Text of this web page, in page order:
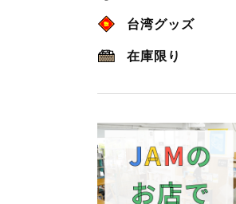
台湾グッズ
在庫限り